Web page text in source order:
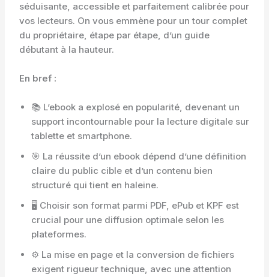
séduisante, accessible et parfaitement calibrée pour
vos lecteurs. On vous emmène pour un tour complet
du propriétaire, étape par étape, d’un guide
débutant à la hauteur.
En bref :
📚 L’ebook a explosé en popularité, devenant un
support incontournable pour la lecture digitale sur
tablette et smartphone.
🎯 La réussite d’un ebook dépend d’une définition
claire du public cible et d’un contenu bien
structuré qui tient en haleine.
🖥️ Choisir son format parmi PDF, ePub et KPF est
crucial pour une diffusion optimale selon les
plateformes.
⚙️ La mise en page et la conversion de fichiers
exigent rigueur technique, avec une attention